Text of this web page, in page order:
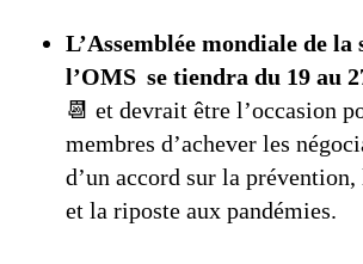
L’Assemblée mondiale de la
l’OMS se tiendra du 19 au
📆 et devrait être l’occasion
membres d’achever les
d’un accord sur la
et la riposte aux pandémies.